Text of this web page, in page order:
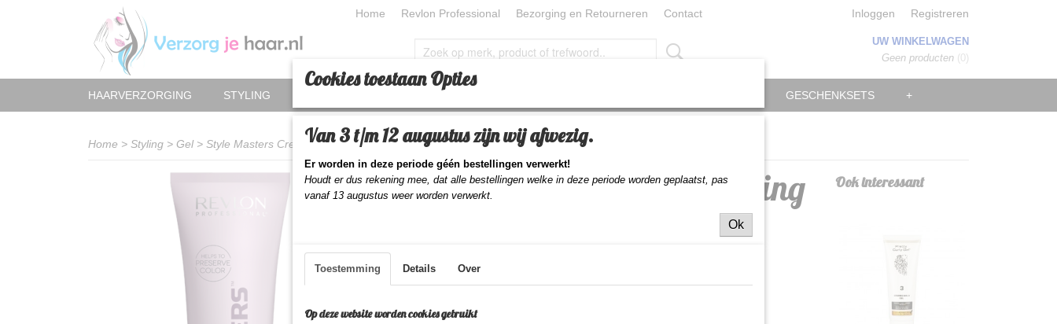
Home Revlon Professional Bezorging en Retourneren Contact Inloggen Registreren
UW WINKELWAGEN
Geen producten (0)
HAARVERZORGING STYLING GESCHENKSETS +
Home > Styling > Gel> Style Masters Creator Defining Gel
Style Masters Creator Defining
€ 15,85 (inclusief btw 21%)
Aantal
Ook interessant
Cookies toestaan Opties
Van 3 t/m 12 augustus zijn wij afwezig.
Er worden in deze periode géén bestellingen verwerkt!
Houdt er dus rekening mee, dat alle bestellingen welke in deze periode worden geplaatst, pas
vanaf 13 augustus weer worden verwerkt.
Ok
Toestemming Details Over
Op deze website worden cookies gebruikt